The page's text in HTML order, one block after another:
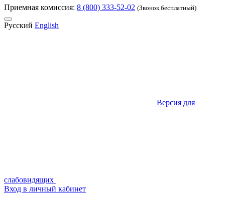
Приемная комиссия: 8 (800) 333-52-02 (Звонок бесплатный)
Русский English
Версия для
слабовидящих
Вход в личный кабинет